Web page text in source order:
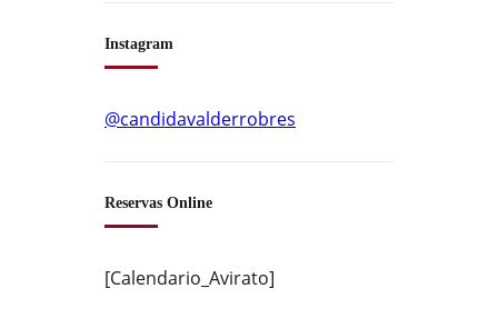
Instagram
@candidavalderrobres
Reservas Online
[Calendario_Avirato]